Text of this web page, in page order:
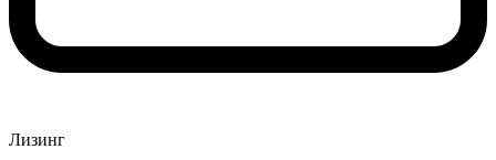
Лизинг